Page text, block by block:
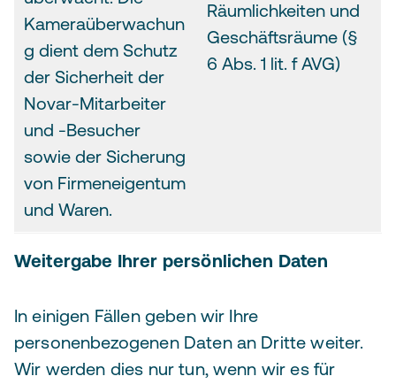
Kameraüberwachun
g dient dem Schutz
der Sicherheit der
Novar-Mitarbeiter
und -Besucher
sowie der Sicherung
von Firmeneigentum
und Waren.
Räumlichkeiten und
Geschäftsräume (§
6 Abs. 1 lit. f AVG)
Weitergabe Ihrer persönlichen Daten
In einigen Fällen geben wir Ihre
personenbezogenen Daten an Dritte weiter.
Wir werden dies nur tun, wenn wir es für